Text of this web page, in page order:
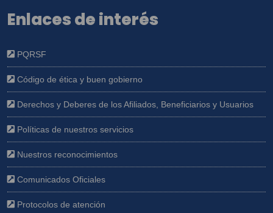
Enlaces de interés
PQRSF
Código de ética y buen gobierno
Derechos y Deberes de los Afiliados, Beneficiarios y Usuarios
Políticas de nuestros servicios
Nuestros reconocimientos
Comunicados Oficiales
Protocolos de atención